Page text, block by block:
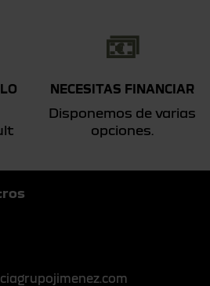
NECESITAS FINANCIAR
Disponemos de varias
opciones.